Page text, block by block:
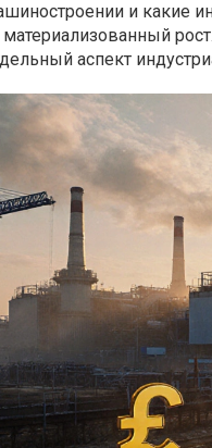
и какие
материализованный
аспект